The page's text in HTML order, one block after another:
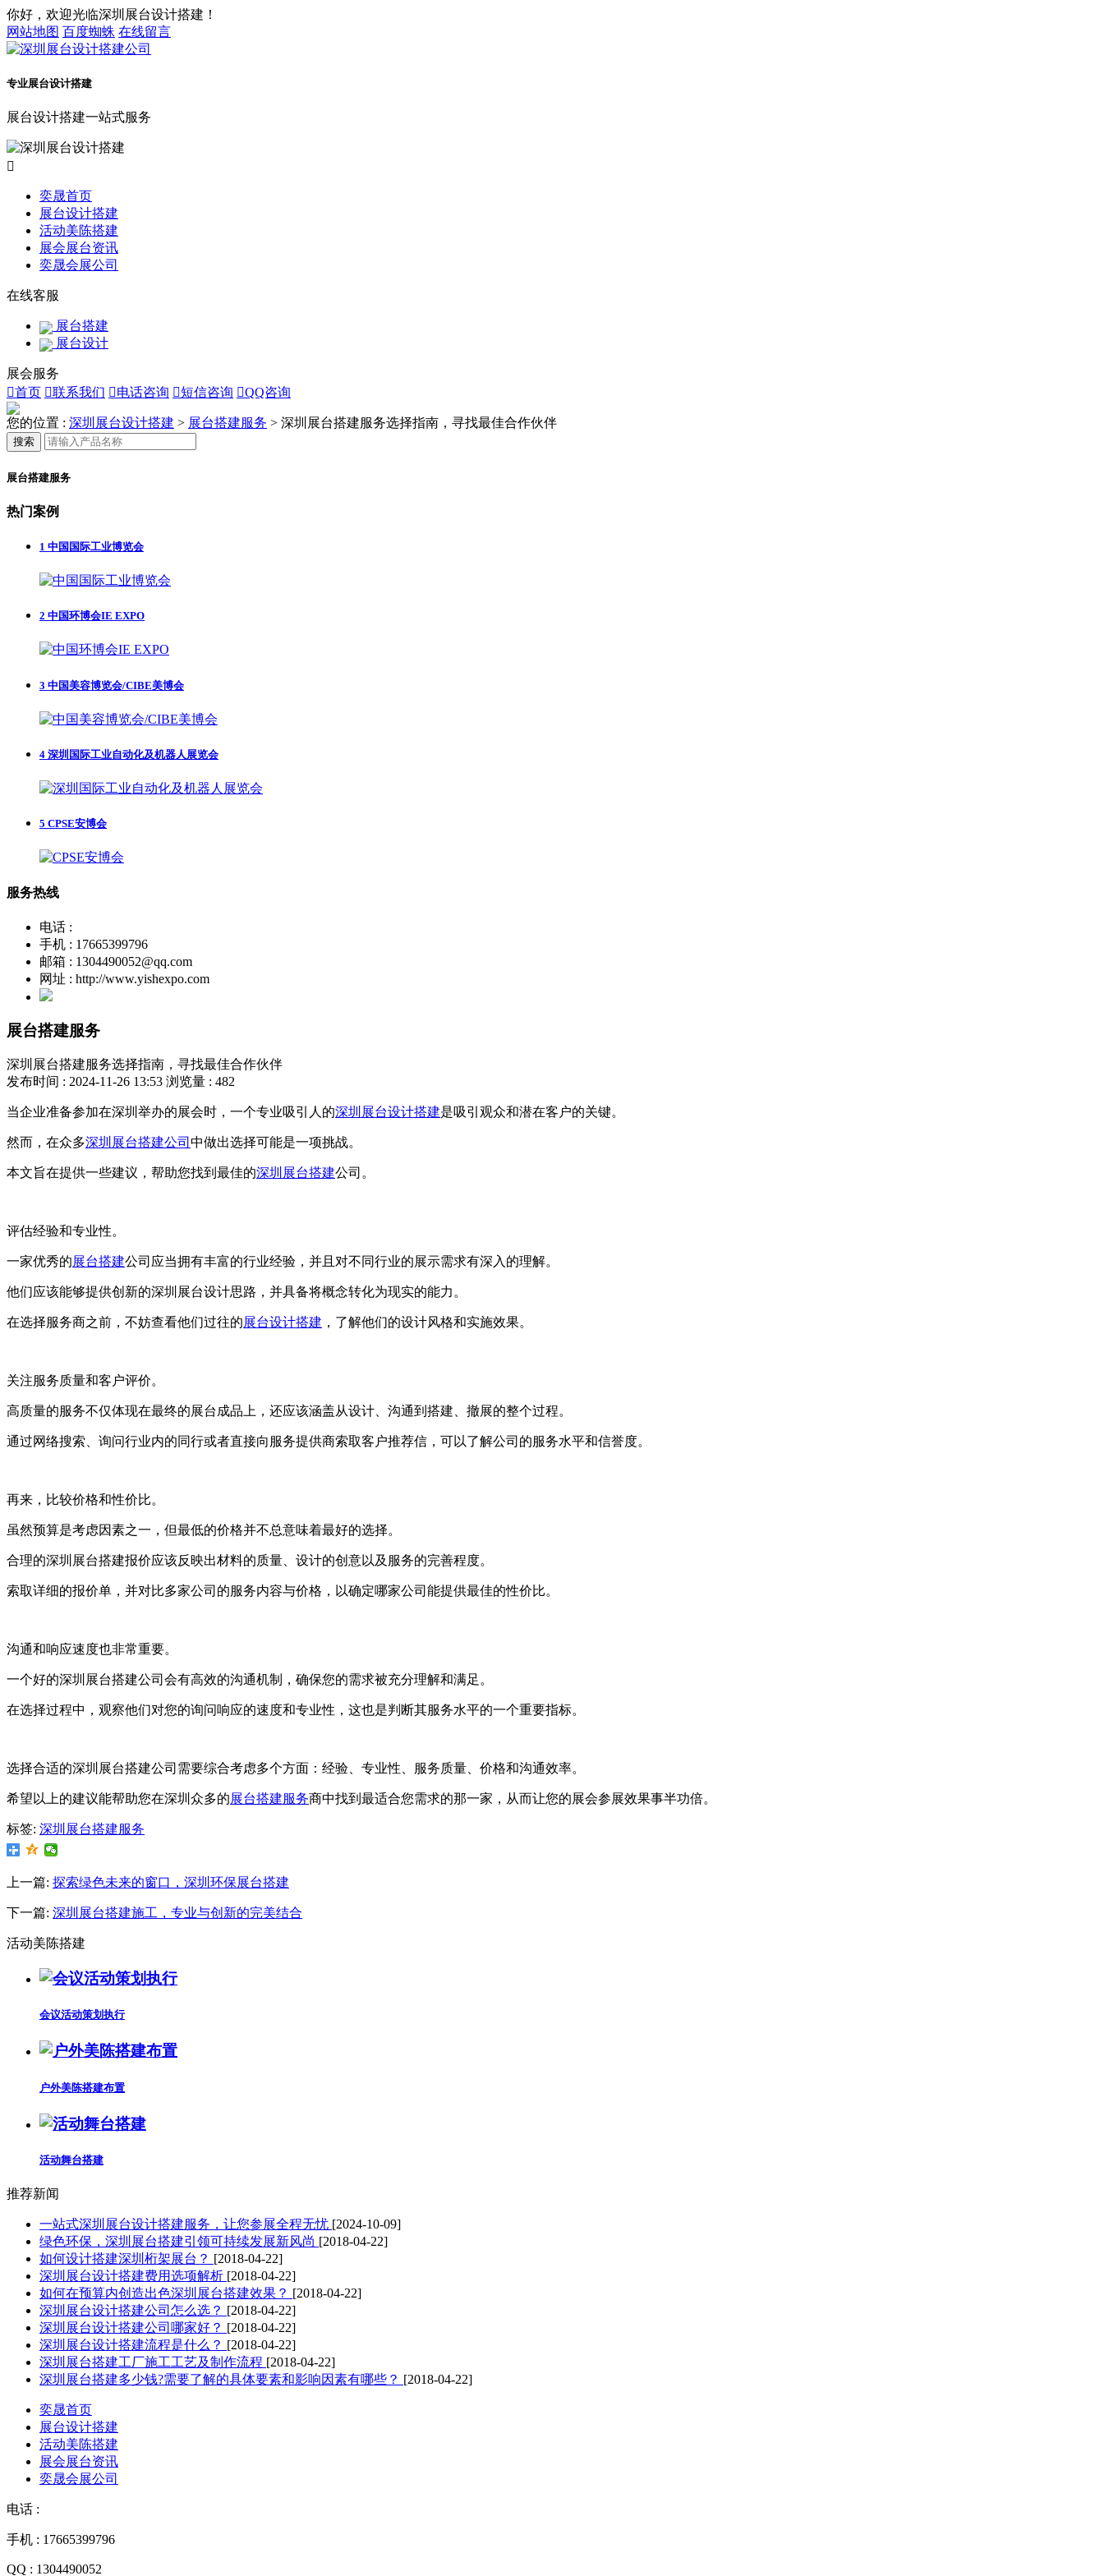
你好，欢迎光临深圳展台设计搭建！
网站地图 百度蜘蛛 在线留言
专业展台设计搭建
展台设计搭建一站式服务

奕晟首页
展台设计搭建
活动美陈搭建
展会展台资讯
奕晟会展公司
在线客服
展台搭建
展台设计
展会服务
首页 联系我们 电话咨询 短信咨询 QQ咨询
您的位置 : 深圳展台设计搭建 > 展台搭建服务 > 深圳展台搭建服务选择指南，寻找最佳合作伙伴
搜索
展台搭建服务
热门案例
1 中国国际工业博览会
2 中国环博会IE EXPO
3 中国美容博览会/CIBE美博会
4 深圳国际工业自动化及机器人展览会
5 CPSE安博会
服务热线
电话 :
手机 : 17665399796
邮箱 : 1304490052@qq.com
网址 : http://www.yishexpo.com
展台搭建服务
深圳展台搭建服务选择指南，寻找最佳合作伙伴
发布时间 : 2024-11-26 13:53 浏览量 : 482
当企业准备参加在深圳举办的展会时，一个专业吸引人的深圳展台设计搭建是吸引观众和潜在客户的关键。
然而，在众多深圳展台搭建公司 中做出选择可能是一项挑战。
本文旨在提供一些建议，帮助您找到最佳的深圳展台搭建公司。
评估经验和专业性。
一家优秀的展台搭建公司应当拥有丰富的行业经验，并且对不同行业的展示需求有深入的理解。
他们应该能够提供创新的深圳展台设计思路，并具备将概念转化为现实的能力。
在选择服务商之前，不妨查看他们过往的展台设计搭建 ，了解他们的设计风格和实施效果。
关注服务质量和客户评价。
高质量的服务不仅体现在最终的展台成品上，还应该涵盖从设计、沟通到搭建、撤展的整个过程。
通过网络搜索、询问行业内的同行或者直接向服务提供商索取客户推荐信，可以了解公司的服务水平和信誉度。
再来，比较价格和性价比。
虽然预算是考虑因素之一，但最低的价格并不总意味着最好的选择。
合理的深圳展台搭建报价应该反映出材料的质量、设计的创意以及服务的完善程度。
索取详细的报价单，并对比多家公司的服务内容与价格，以确定哪家公司能提供最佳的性价比。
沟通和响应速度也非常重要。
一个好的深圳展台搭建公司会有高效的沟通机制，确保您的需求被充分理解和满足。
在选择过程中，观察他们对您的询问响应的速度和专业性，这也是判断其服务水平的一个重要指标。
选择合适的深圳展台搭建公司需要综合考虑多个方面：经验、专业性、服务质量、价格和沟通效率。
希望以上的建议能帮助您在深圳众多的展台搭建服务商中找到最适合您需求的那一家，从而让您的展会参展效果事半功倍。
标签: 深圳展台搭建服务
上一篇: 探索绿色未来的窗口，深圳环保展台搭建
下一篇: 深圳展台搭建施工，专业与创新的完美结合
活动美陈搭建
会议活动策划执行
户外美陈搭建布置
活动舞台搭建
推荐新闻
一站式深圳展台设计搭建服务，让您参展全程无忧 [2024-10-09]
绿色环保，深圳展台搭建引领可持续发展新风尚 [2018-04-22]
如何设计搭建深圳桁架展台？ [2018-04-22]
深圳展台设计搭建费用选项解析 [2018-04-22]
如何在预算内创造出色深圳展台搭建效果？ [2018-04-22]
深圳展台设计搭建公司怎么选？ [2018-04-22]
深圳展台设计搭建公司哪家好？ [2018-04-22]
深圳展台设计搭建流程是什么？ [2018-04-22]
深圳展台搭建工厂施工工艺及制作流程 [2018-04-22]
深圳展台搭建多少钱?需要了解的具体要素和影响因素有哪些？ [2018-04-22]
奕晟首页
展台设计搭建
活动美陈搭建
展会展台资讯
奕晟会展公司
电话 :
手机 : 17665399796
QQ : 1304490052